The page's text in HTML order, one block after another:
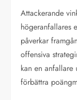
Attackerande
högeranfallares
påverkar
offensiva
kan en anfallare
förbättra